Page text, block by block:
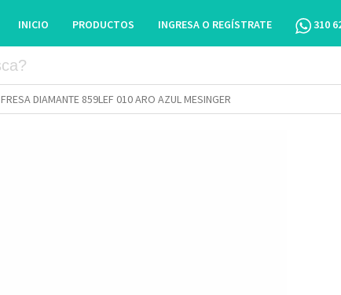
INICIO PRODUCTOS INGRESA O REGÍSTRATE 310
FRESA DIAMANTE 859LEF 010 ARO AZUL MESINGER